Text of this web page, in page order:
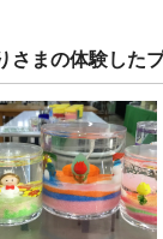
さまの体験した